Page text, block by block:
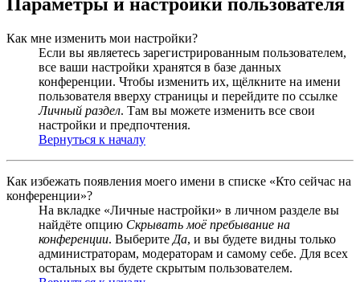
Как мне изменить мои настройки?
Если вы являетесь зарегистрированным пользователем,
все ваши настройки хранятся в базе данных
конференции. Чтобы изменить их, щёлкните на имени
пользователя вверху страницы и перейдите по ссылке
Личный раздел. Там вы можете изменить все свои
настройки и предпочтения.
Вернуться к началу
Как избежать появления моего имени в списке «Кто сейчас на
конференции»?
На вкладке «Личные настройки» в личном разделе вы
найдёте опцию Скрывать моё пребывание на
конференции. Выберите Да, и вы будете видны только
администраторам, модераторам и самому себе. Для всех
остальных вы будете скрытым пользователем.